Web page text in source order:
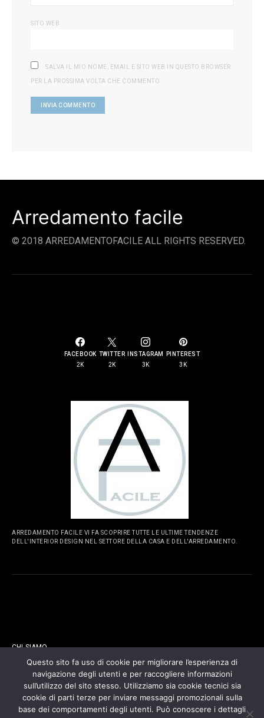
SITO WEB
SALVA IL MIO NOME, EMAIL E SITO WEB IN QUESTO BROWSER
PER LA PROSSIMA VOLTA CHE COMMENTO.
Arredamento facile
© 2018 ARREDAMENTOFACILE ALL RIGHTS RESERVED.
FACEBOOK
2K
TWITTER
2K
INSTAGRAM
3K
PINTEREST
3K
ARREDAMENTO FACILE VI FA SCOPRIRE TUTTE LE ULTIME TENDENZE
DELL'INTERIOR DESIGN NEL SETTORE DELLA CASA E DELL'ARREDAMENTO.
CHI SIAMO
CONTATTI
COOKIES POLICY
Questo sito fa uso di cookie per migliorare l’esperienza di
navigazione degli utenti e per raccogliere informazioni
sull’utilizzo del sito stesso. Utilizziamo sia cookie tecnici sia
cookie di parti terze per inviare messaggi promozionali sulla
base dei comportamenti degli utenti. Può conoscere i dettagli